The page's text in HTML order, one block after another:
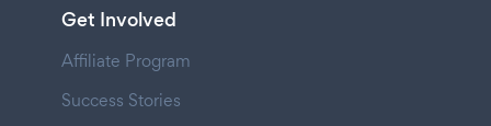
Get Involved
Affiliate Program
Success Stories